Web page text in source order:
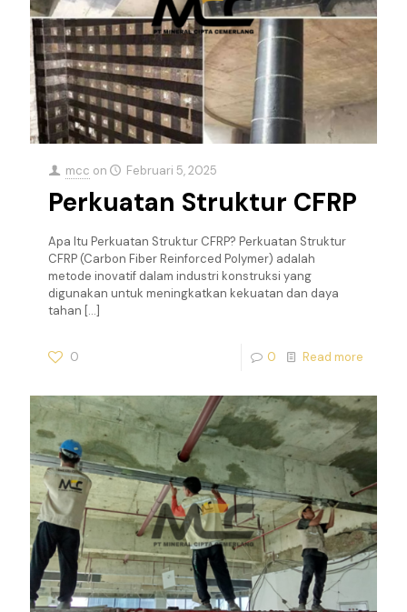
mcc on Februari 5, 2025
Perkuatan Struktur CFRP
Apa Itu Perkuatan Struktur CFRP? Perkuatan Struktur
CFRP (Carbon Fiber Reinforced Polymer) adalah
metode inovatif dalam industri konstruksi yang
digunakan untuk meningkatkan kekuatan dan daya
tahan […]
0 0 Read more